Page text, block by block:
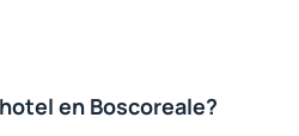
en Boscoreale?